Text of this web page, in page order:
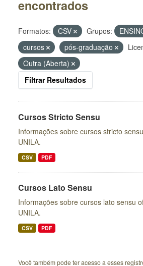
encontrados
Formatos: CSV Grupos:
cursos
pós-graduação
Outra (Aberta)
Filtrar Resultados
Cursos Stricto Sensu
Informações sobre cursos stricto
UNILA.
CSV PDF
Cursos Lato Sensu
Informações sobre cursos lato sensu
UNILA.
CSV PDF
Você também pode ter acesso a esses